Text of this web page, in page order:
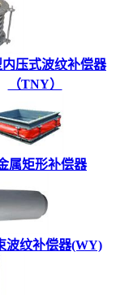
压式波纹补偿器
（TNY）
属矩形补偿器
波纹补偿器(WY)